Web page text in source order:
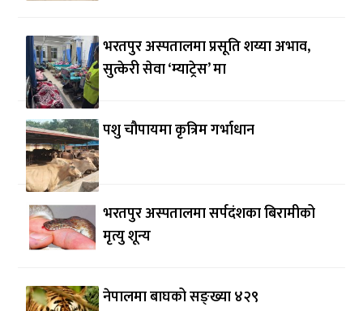
भरतपुर अस्पतालमा प्रसूति शय्या अभाव,
सुत्केरी सेवा ‘म्याट्रेस’ मा
पशु चौपायमा कृत्रिम गर्भाधान
भरतपुर अस्पतालमा सर्पदंशका बिरामीको
मृत्यु शून्य
नेपालमा बाघको सङ्ख्या ४२९